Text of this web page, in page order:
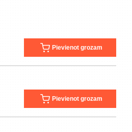
Pievienot grozam
Pievienot grozam